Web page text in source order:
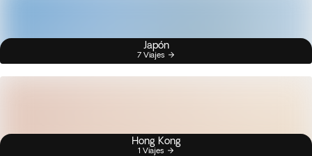
Japón
7 Viajes
Hong Kong
1 Viajes